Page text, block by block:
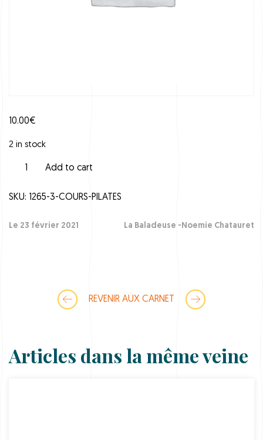
10.00€
2 in stock
r
P
i
t
Add to cart
SKU: 1265-3-COURS-PILATES
Le 23 février 2021 La Baladeuse -Noemie Chatauret
REVENIR AUX CARNET
Articles dans la même veine